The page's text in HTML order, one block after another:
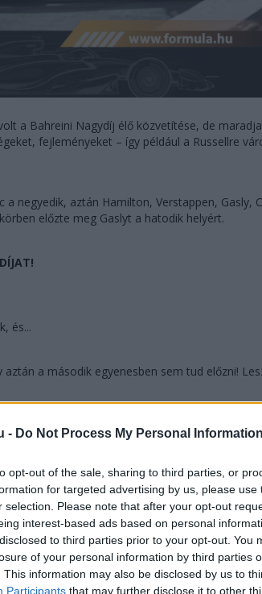
- Do Not Process My Personal Information
opt-out of the sale, sharing to third parties, or
for targeted advertising by us, please
selection. Please note that after your opt-out
interest-based ads based on personal
to third parties prior to your opt-out. You
of your personal information by third parties
This information may also be disclosed by us to
Participants that may further disclose it to other
a Bahreini Nagydíj élő közvetítése, de
fejleményeket – így például a Russellre
a negyedik, aztán Hamilton, Verstappen, Gasly,
előzte meg Gaslyt a hatodik helyért.
és...
a második egyenesben sem tud előzni!
Norrist, Leclerc vár a lepattanóra...
a pályahatárokra kell figyelnie, utóbbit DRS-